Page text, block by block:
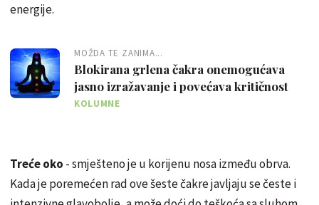
energije.
MOŽDA TE ZANIMA...
Blokirana grlena čakra onemogućava
jasno izražavanje i povećava kritičnost
KOLUMNE
Treće oko - smješteno je u korijenu nosa između obrva.
Kada je poremećen rad ove šeste čakre javljaju se česte i